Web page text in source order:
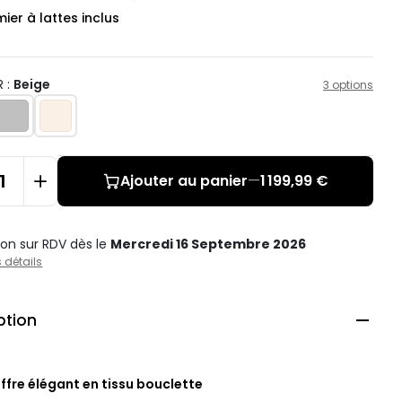
à lattes inclus
: Beige 3 options
Ajouter au panier—1 199,99 €
sur RDVdès le Mercredi 16 Septembre 2026
détails

élégant en tissu bouclette